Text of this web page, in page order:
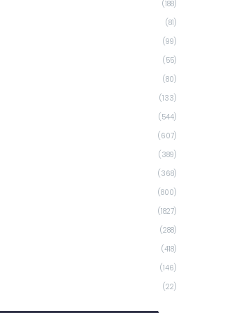
(188)
(81)
(99)
(55)
(80)
(133)
(544)
(607)
(389)
(368)
(800)
(1827)
(288)
(418)
(146)
(22)